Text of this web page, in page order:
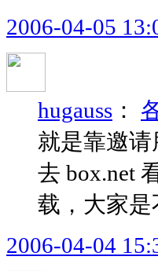
2006-04-05
hugauss ：
就是靠邀
去 box.net
载，大家是
2006-04-04